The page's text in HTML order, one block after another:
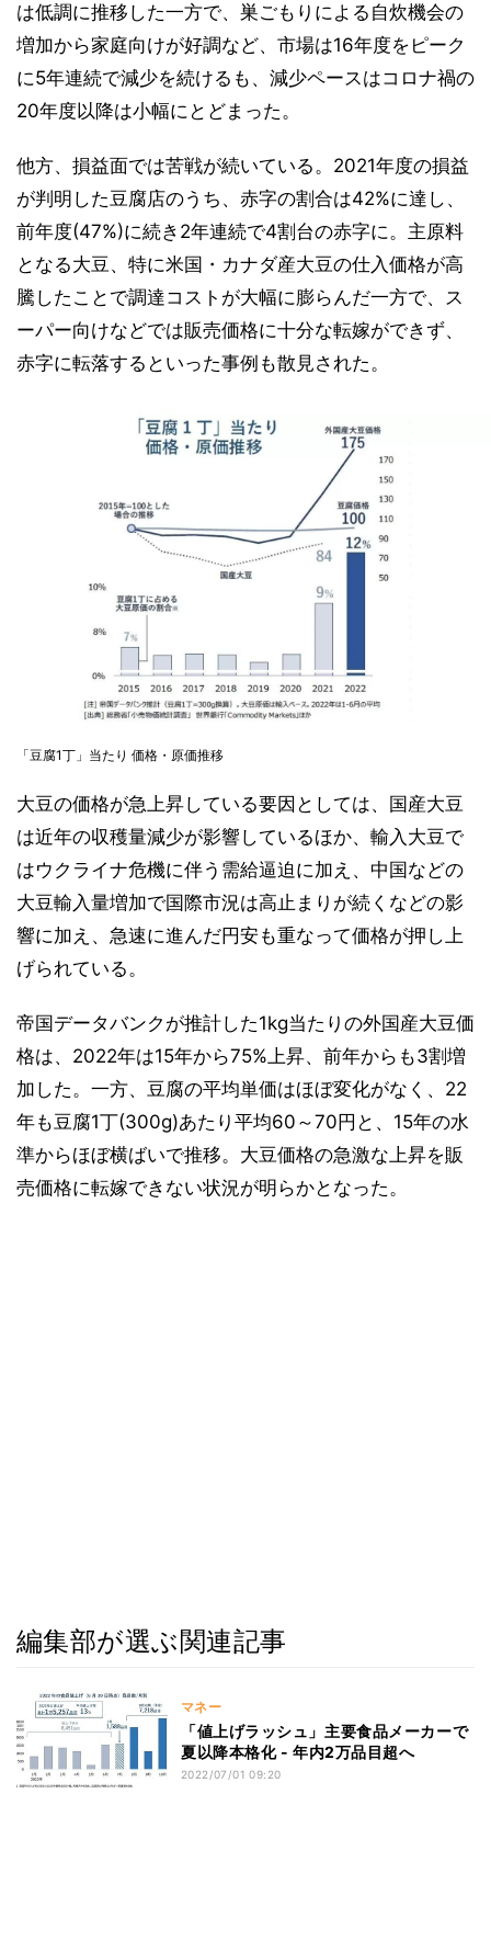
は低調に推移した一方で、巣ごもりによる自炊機会の
増加から家庭向けが好調など、市場は16年度をピーク
に5年連続で減少を続けるも、減少ペースはコロナ禍の
20年度以降は小幅にとどまった。
他方、損益面では苦戦が続いている。2021年度の損益
が判明した豆腐店のうち、赤字の割合は42%に達し、
前年度(47%)に続き2年連続で4割台の赤字に。主原料
となる大豆、特に米国・カナダ産大豆の仕入価格が高
騰したことで調達コストが大幅に膨らんだ一方で、ス
ーパー向けなどでは販売価格に十分な転嫁ができず、
赤字に転落するといった事例も散見された。
「豆腐1丁」当たり 価格・原価推移
大豆の価格が急上昇している要因としては、国産大豆
は近年の収穫量減少が影響しているほか、輸入大豆で
はウクライナ危機に伴う需給逼迫に加え、中国などの
大豆輸入量増加で国際市況は高止まりが続くなどの影
響に加え、急速に進んだ円安も重なって価格が押し上
げられている。
帝国データバンクが推計した1kg当たりの外国産大豆価
格は、2022年は15年から75%上昇、前年からも3割増
加した。一方、豆腐の平均単価はほぼ変化がなく、22
年も豆腐1丁(300g)あたり平均60～70円と、15年の水
準からほぼ横ばいで推移。大豆価格の急激な上昇を販
売価格に転嫁できない状況が明らかとなった。
編集部が選ぶ関連記事
マネー
「値上げラッシュ」主要食品メーカーで
夏以降本格化 - 年内2万品目超へ
2022/07/01 09:20